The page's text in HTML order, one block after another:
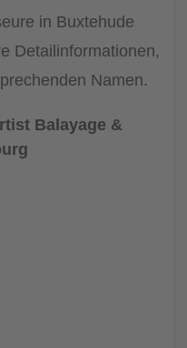
in Buxtehude
Detailinformationen,
Namen.
Balayage &